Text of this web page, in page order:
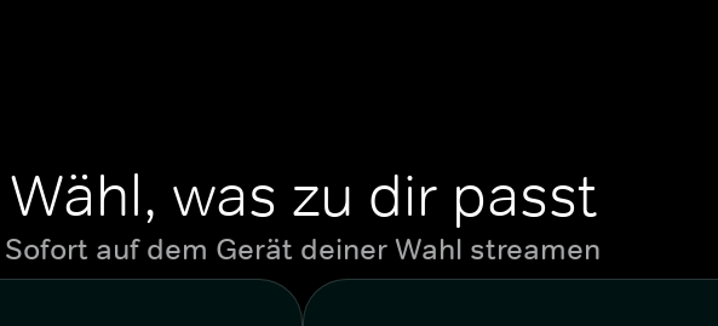
Wähl, was zu dir passt
Sofort auf dem Gerät deiner Wahl streamen